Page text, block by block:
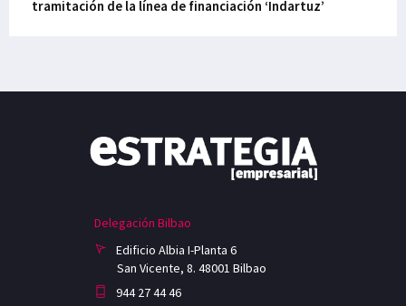
tramitación de la línea de financiación ‘Indartuz’
Delegación Bilbao
Edificio Albia I-Planta 6
San Vicente, 8. 48001 Bilbao
944 27 44 46